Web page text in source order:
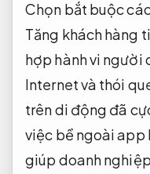
Chọn bắt buộc
Tăng khách hàng
hợp hành vi người
Internet và thói
trên di động đã
việc bề ngoài app
giúp doanh